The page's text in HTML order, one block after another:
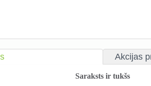
Akcijas
Saraksts ir tukšs